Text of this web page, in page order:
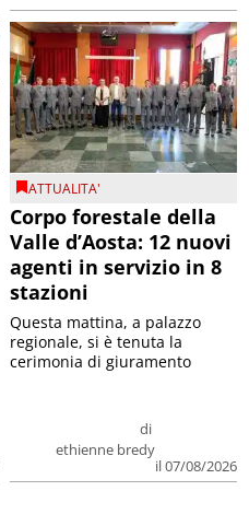
ATTUALITA'
Corpo forestale della
Valle d’Aosta: 12 nuovi
agenti in servizio in 8
stazioni
di
ethienne bredy
il 07/08/2026
Questa mattina, a palazzo
regionale, si è tenuta la
cerimonia di giuramento